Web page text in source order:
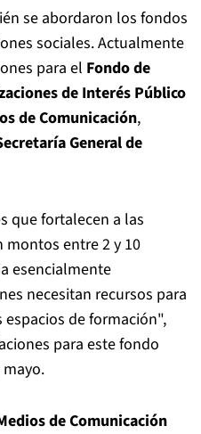
se abordaron los fondos
sociales. Actualmente
para el Fondo de
de Interés Público
de Comunicación,
General de
que fortalecen a las
montos entre 2 y 10
esencialmente
necesitan recursos para
de formación",
para este fondo
de Comunicación